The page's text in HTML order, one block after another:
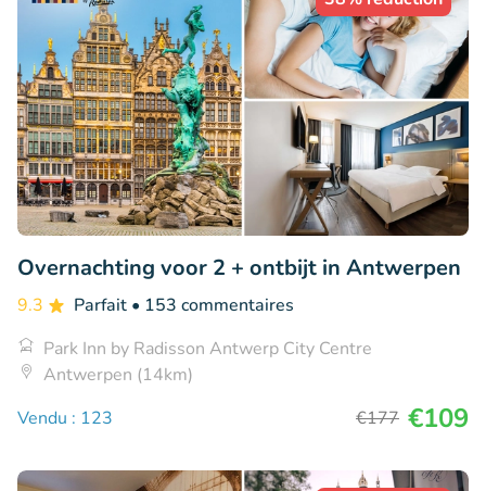
Overnachting voor 2 + ontbijt in Antwerpen
9.3 Parfait • 153 commentaires
Park Inn by Radisson Antwerp City Centre
Antwerpen (14km)
Vendu : 123
€177 €109